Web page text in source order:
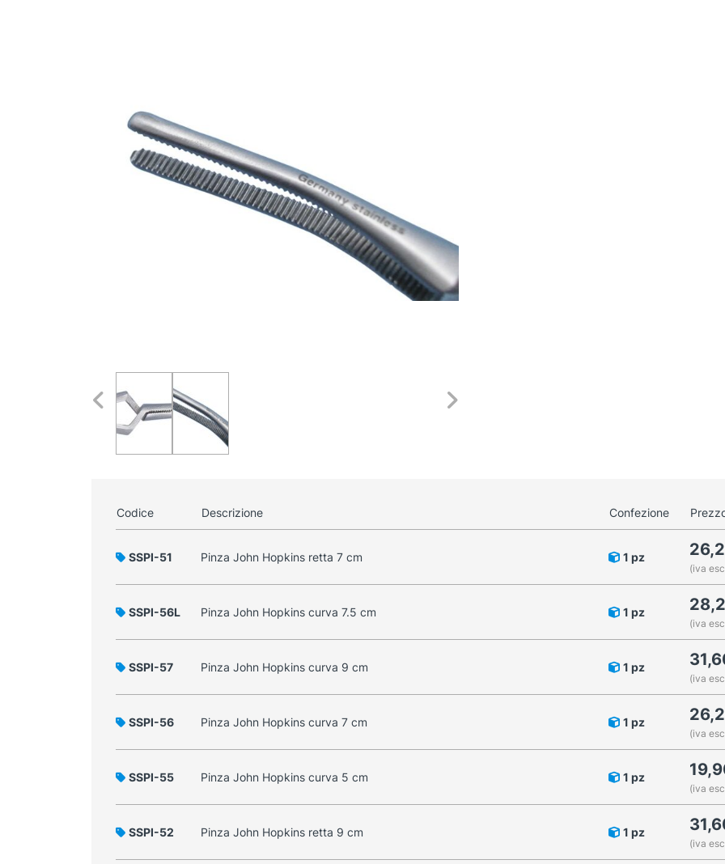
Codice Descrizione Confezione
SSPI-51 Pinza John Hopkins retta 7 cm 1 pz
(iva
SSPI-56L Pinza John Hopkins curva 7.5 cm 1 pz
(iva
SSPI-57 Pinza John Hopkins curva 9 cm 1 pz
(iva
SSPI-56 Pinza John Hopkins curva 7 cm 1 pz
(iva
SSPI-55 Pinza John Hopkins curva 5 cm 1 pz
(iva
SSPI-52 Pinza John Hopkins retta 9 cm 1 pz
(iva